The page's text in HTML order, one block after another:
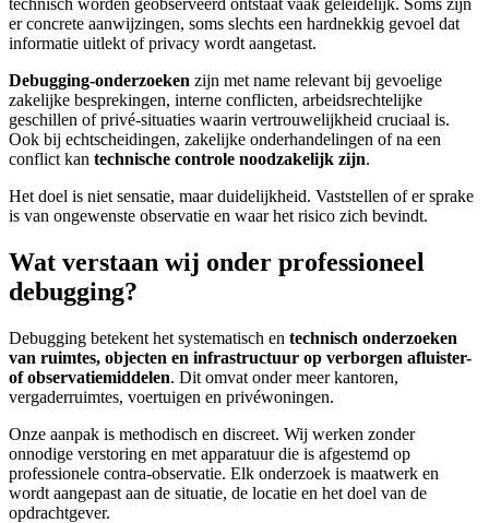
technisch worden geobserveerd ontstaat vaak geleidelijk. Soms zijn
er concrete aanwijzingen, soms slechts een hardnekkig gevoel dat
informatie uitlekt of privacy wordt aangetast.
Debugging-onderzoeken zijn met name relevant bij gevoelige
zakelijke besprekingen, interne conflicten, arbeidsrechtelijke
geschillen of privé-situaties waarin vertrouwelijkheid cruciaal is.
Ook bij echtscheidingen, zakelijke onderhandelingen of na een
conflict kan technische controle noodzakelijk zijn.
Het doel is niet sensatie, maar duidelijkheid. Vaststellen of er sprake
is van ongewenste observatie en waar het risico zich bevindt.
Wat verstaan wij onder professioneel
debugging?
Debugging betekent het systematisch en technisch onderzoeken
van ruimtes, objecten en infrastructuur op verborgen afluister-
of observatiemiddelen. Dit omvat onder meer kantoren,
vergaderruimtes, voertuigen en privéwoningen.
Onze aanpak is methodisch en discreet. Wij werken zonder
onnodige verstoring en met apparatuur die is afgestemd op
professionele contra-observatie. Elk onderzoek is maatwerk en
wordt aangepast aan de situatie, de locatie en het doel van de
opdrachtgever.